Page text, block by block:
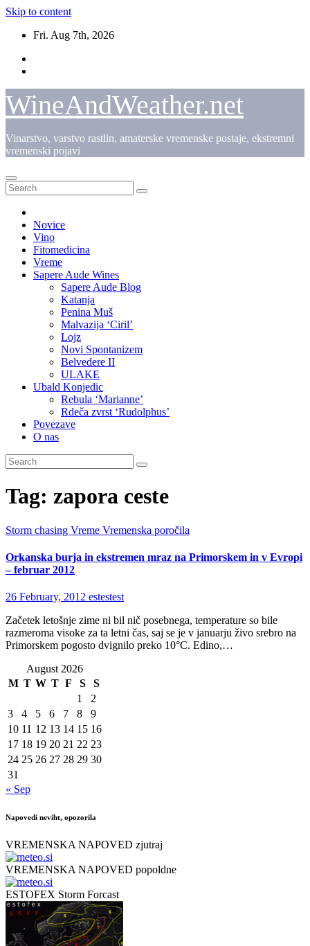
Skip to content
Fri. Aug 7th, 2026
WineAndWeather.net
Vinarstvo, varstvo rastlin, amaterske vremenske postaje, ekstremni
vremenski pojavi
Novice
Vino
Fitomedicina
Vreme
Sapere Aude Wines
Sapere Aude Blog
Katanja
Penina Muš
Malvazija ‘Ciril’
Lojz
Novi Spontanizem
Belvedere II
ULAKE
Ubald Konjedic
Rebula ‘Marianne’
Rdeča zvrst ‘Rudolphus’
Povezave
O nas
Tag: zapora ceste
Storm chasing Vreme Vremenska poročila
Orkanska burja in ekstremen mraz na Primorskem in v Evropi
– februar 2012
26 February, 2012 estestest
Začetek letošnje zime ni bil nič posebnega, temperature so bile
razmeroma visoke za ta letni čas, saj se je v januarju živo srebro na
Primorskem pogosto dvignilo preko 10°C. Edino,…
August 2026
M T W T F S
S
1
2
3
4 5 6 7 8
9
10 11 12 13 14 15 16
17 18 19 20 21 22 23
24 25 26 27 28 29 30
31
« Sep
Napovedi neviht, opozorila
VREMENSKA NAPOVED zjutraj
VREMENSKA NAPOVED popoldne
ESTOFEX Storm Forcast